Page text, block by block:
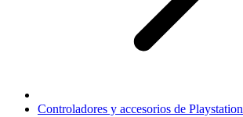
Controladores y accesorios de Playstation